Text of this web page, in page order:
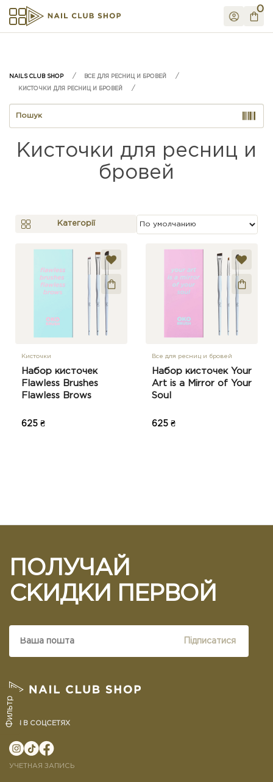
0
ВСЕ ДЛЯ РЕСНИЦ И БРОВЕЙ
КИСТОЧКИ ДЛЯ РЕСНИЦ И БРОВЕЙ
Фильтр
Кисточки для ресниц и
бровей
Категорії
Кисточки
Набор кисточек
Flawless Brushes
Flawless Brows
625 ₴
Все для ресниц и бровей
Набор кисточек Your
Art is a Mirror of Your
Soul
625 ₴
ПОЛУЧАЙ
СКИДКИ ПЕРВОЙ
Підписатися
МЫ В СОЦСЕТЯХ
УЧЕТНАЯ ЗАПИСЬ